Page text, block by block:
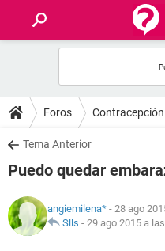
FOROS
SALUD
NUTRICIÓN
Foros Contracepción
Tema Anterior
Puedo quedar
angiemilena* - 28 ago
Slls - 29 ago 2015 a